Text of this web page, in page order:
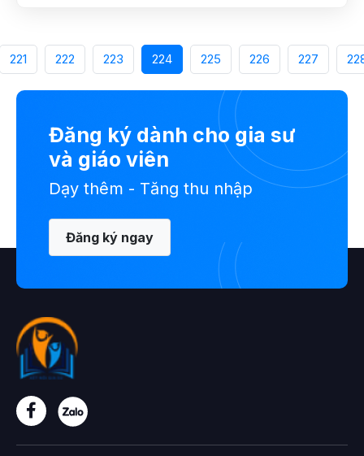
221 222 223 224 225 226 227
Đăng ký dành cho gia sư
và giáo viên
Dạy thêm - Tăng thu nhập
Đăng ký ngay